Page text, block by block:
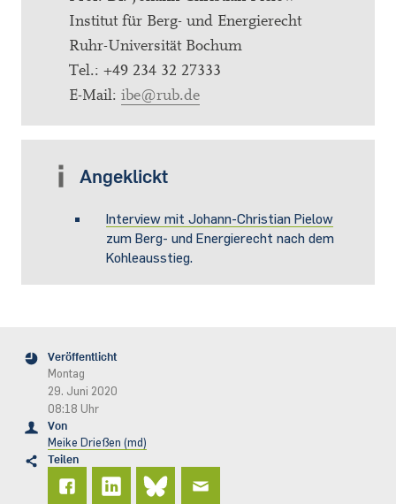
Institut für Berg- und Energierecht
Ruhr-Universität Bochum
Tel.: +49 234 32 27333
E-Mail: ibe@rub.de
Angeklickt
Interview mit Johann-Christian Pielow
zum Berg- und Energierecht nach dem
Kohleausstieg.
Veröffentlicht
Montag
29. Juni 2020
08:18 Uhr
Von
Meike Drießen (md)
Teilen